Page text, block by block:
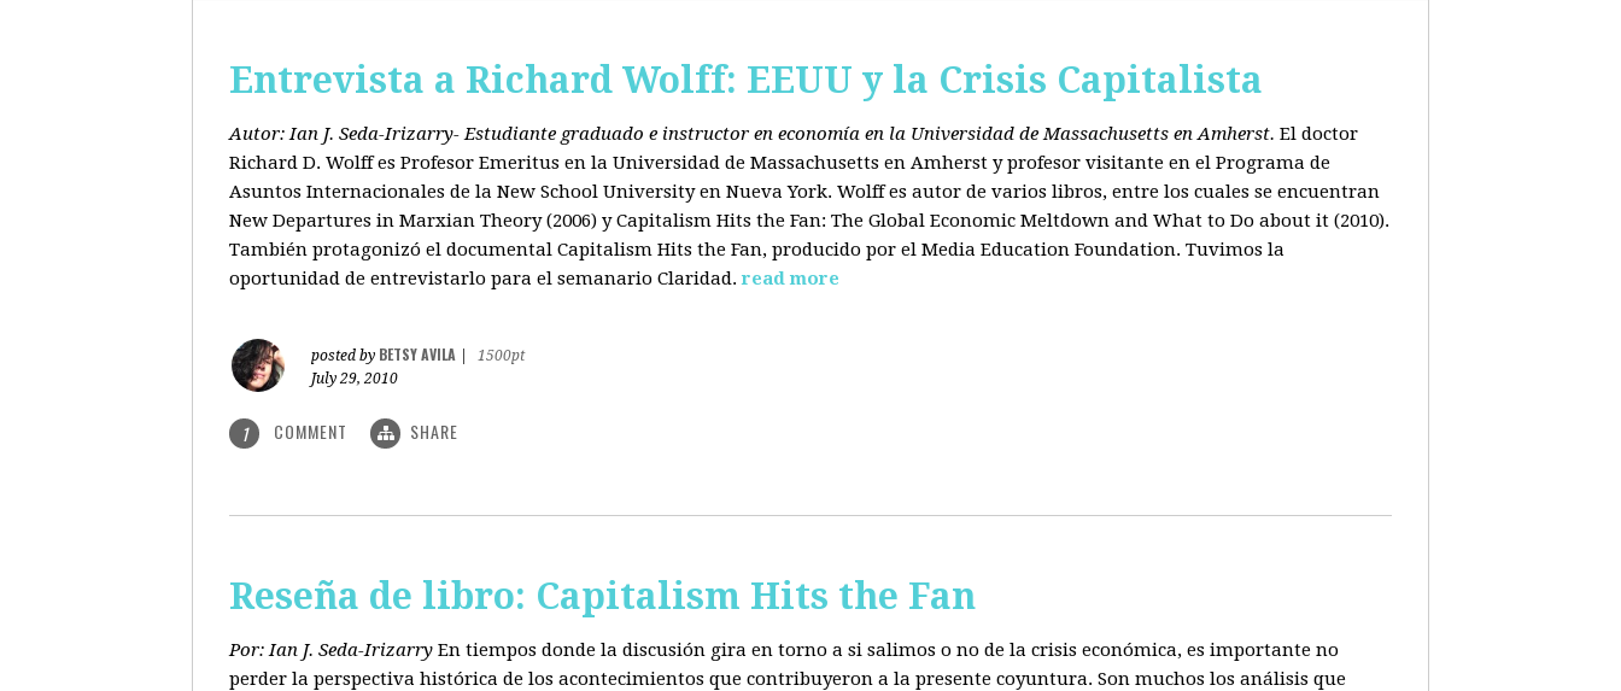
Entrevista a Richard Wolff: EEUU y la Crisis Capitalista
Autor: Ian J. Seda-Irizarry- Estudiante graduado e instructor en economía en la Universidad de Massachusetts en Amherst. El doctor
Richard D. Wolff es Profesor Emeritus en la Universidad de Massachusetts en Amherst y profesor visitante en el Programa de
Asuntos Internacionales de la New School University en Nueva York. Wolff es autor de varios libros, entre los cuales se encuentran
New Departures in Marxian Theory (2006) y Capitalism Hits the Fan: The Global Economic Meltdown and What to Do about it (2010).
También protagonizó el documental Capitalism Hits the Fan, producido por el Media Education Foundation. Tuvimos la
oportunidad de entrevistarlo para el semanario Claridad. read more
posted by BETSY AVILA
1500pt
July 29, 2010
1 COMMENT SHARE
Reseña de libro: Capitalism Hits the Fan
Por: Ian J. Seda-Irizarry En tiempos donde la discusión gira en torno a si salimos o no de la crisis económica, es importante no
perder la perspectiva histórica de los acontecimientos que contribuyeron a la presente coyuntura. Son muchos los análisis que